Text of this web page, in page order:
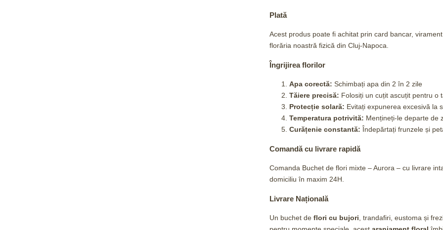
Plată
Acest produs poate fi achitat prin card bancar,
florăria noastră fizică din Cluj-Napoca.
Îngrijirea florilor
Apa corectă: Schimbați apa din 2 în 2 zile
Tăiere precisă: Folosiți un cuțit ascuțit pentru o
Protecție solară: Evitați expunerea excesivă la
Temperatura potrivită: Mențineți-le departe de
Curățenie constantă: Îndepărtați frunzele și
Comandă cu livrare rapidă
Comanda Buchet de flori mixte – Aurora – cu livrare
domiciliu în maxim 24H.
Livrare Națională
Un buchet de flori cu bujori , trandafiri, eustoma și